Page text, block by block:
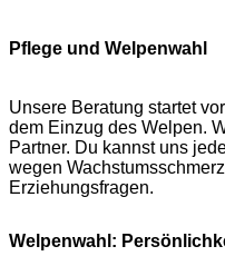
Pflege und Welpenwahl
Unsere Beratung startet
dem Einzug des Welpen.
Partner. Du kannst uns
wegen
Erziehungsfragen.
Welpenwahl: